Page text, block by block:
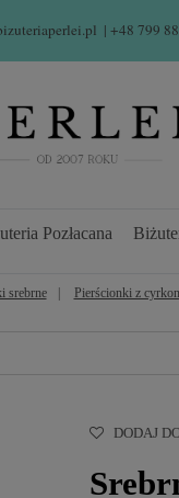
| +48 799
Pozłacana
srebrne Pierścionki z
DODAJ